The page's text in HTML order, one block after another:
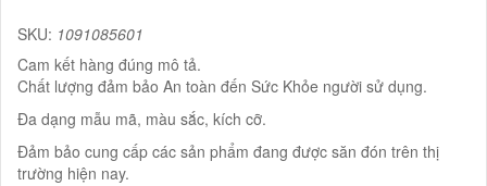
SKU: 1091085601
Cam kết hàng đúng mô tả.
Chất lượng đảm bảo An toàn đến Sức Khỏe người sử dụng.
Đa dạng mẫu mã, màu sắc, kích cỡ.
Đảm bảo cung cấp các sản phẩm đang được săn đón trên thị
trường hiện nay.